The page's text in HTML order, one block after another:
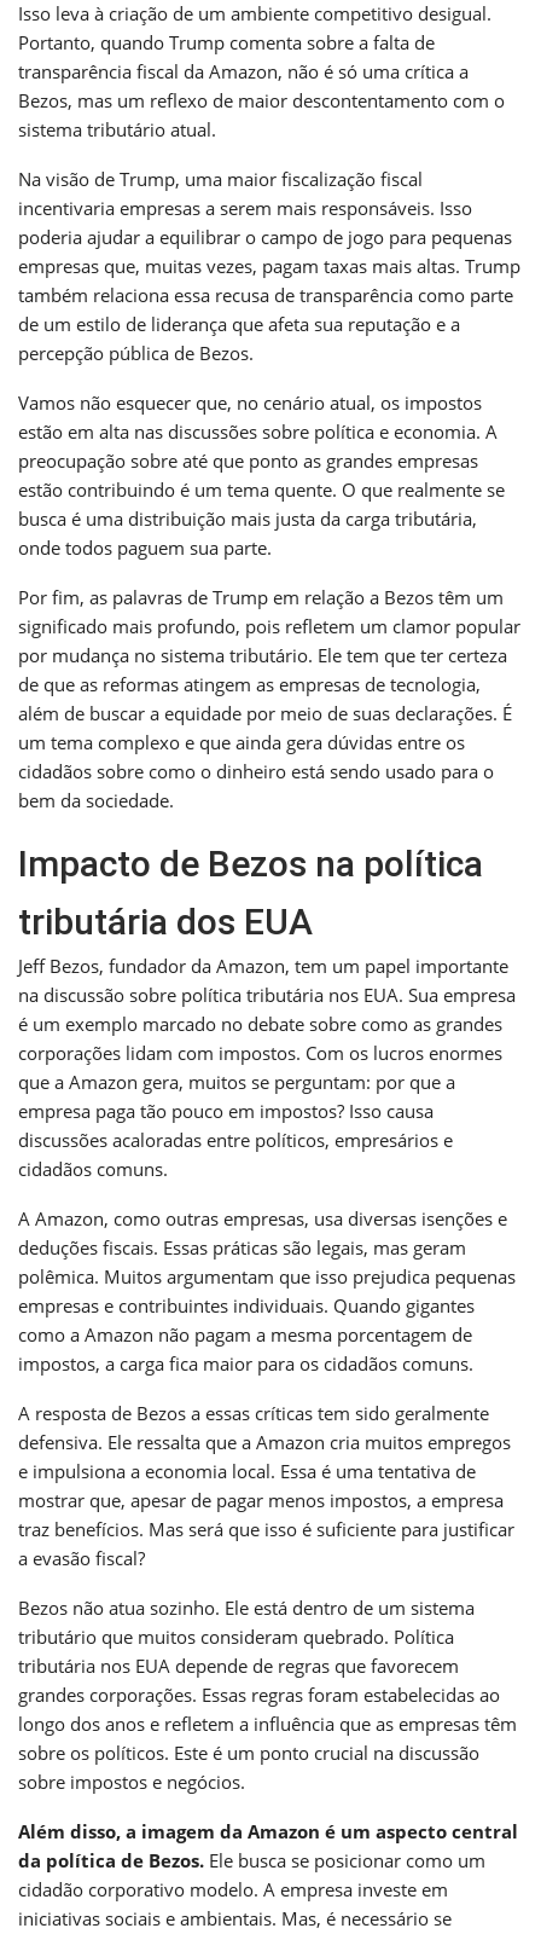
Isso leva à criação de um ambiente competitivo desigual.
Portanto, quando Trump comenta sobre a falta de
transparência fiscal da Amazon, não é só uma crítica a
Bezos, mas um reflexo de maior descontentamento com o
sistema tributário atual.
Na visão de Trump, uma maior fiscalização fiscal
incentivaria empresas a serem mais responsáveis. Isso
poderia ajudar a equilibrar o campo de jogo para pequenas
empresas que, muitas vezes, pagam taxas mais altas. Trump
também relaciona essa recusa de transparência como parte
de um estilo de liderança que afeta sua reputação e a
percepção pública de Bezos.
Vamos não esquecer que, no cenário atual, os impostos
estão em alta nas discussões sobre política e economia. A
preocupação sobre até que ponto as grandes empresas
estão contribuindo é um tema quente. O que realmente se
busca é uma distribuição mais justa da carga tributária,
onde todos paguem sua parte.
Por fim, as palavras de Trump em relação a Bezos têm um
significado mais profundo, pois refletem um clamor popular
por mudança no sistema tributário. Ele tem que ter certeza
de que as reformas atingem as empresas de tecnologia,
além de buscar a equidade por meio de suas declarações. É
um tema complexo e que ainda gera dúvidas entre os
cidadãos sobre como o dinheiro está sendo usado para o
bem da sociedade.
Impacto de Bezos na política
tributária dos EUA
Jeff Bezos, fundador da Amazon, tem um papel importante
na discussão sobre política tributária nos EUA. Sua empresa
é um exemplo marcado no debate sobre como as grandes
corporações lidam com impostos. Com os lucros enormes
que a Amazon gera, muitos se perguntam: por que a
empresa paga tão pouco em impostos? Isso causa
discussões acaloradas entre políticos, empresários e
cidadãos comuns.
A Amazon, como outras empresas, usa diversas isenções e
deduções fiscais. Essas práticas são legais, mas geram
polêmica. Muitos argumentam que isso prejudica pequenas
empresas e contribuintes individuais. Quando gigantes
como a Amazon não pagam a mesma porcentagem de
impostos, a carga fica maior para os cidadãos comuns.
A resposta de Bezos a essas críticas tem sido geralmente
defensiva. Ele ressalta que a Amazon cria muitos empregos
e impulsiona a economia local. Essa é uma tentativa de
mostrar que, apesar de pagar menos impostos, a empresa
traz benefícios. Mas será que isso é suficiente para justificar
a evasão fiscal?
Bezos não atua sozinho. Ele está dentro de um sistema
tributário que muitos consideram quebrado. Política
tributária nos EUA depende de regras que favorecem
grandes corporações. Essas regras foram estabelecidas ao
longo dos anos e refletem a influência que as empresas têm
sobre os políticos. Este é um ponto crucial na discussão
sobre impostos e negócios.
Além disso, a imagem da Amazon é um aspecto central
da política de Bezos. Ele busca se posicionar como um
cidadão corporativo modelo. A empresa investe em
iniciativas sociais e ambientais. Mas, é necessário se